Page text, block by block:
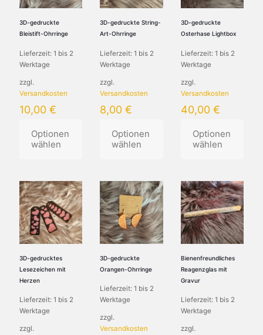
3D-gedruckte
Bleistift-Ohrringe
Lieferzeit: 1 bis 2
Werktage
zzgl.
Versandkosten
10,00 €
Optionen
wählen
3D-gedruckte String-
Art-Ohrringe
Lieferzeit:1 bis 2
Werktage
zzgl.
Versandkosten
8,00€
Optionen
wählen
3D-gedruckte
Osterhase Lightbox
Lieferzeit: 1 bis 2
Werktage
zzgl.
Versandkosten
40,00 €
Optionen
wählen
3D-gedrucktes
Lesezeichen mit
Herzen
Lieferzeit: 1 bis 2
Werktage
zzgl.
3D-gedruckte
Orangen-Ohrringe
Lieferzeit:1 bis 2
Werktage
zzgl.
Versandkosten
Bienenfreundliches
Reagenzglas mit
Gravur
Lieferzeit: 1 bis 2
Werktage
zzgl.